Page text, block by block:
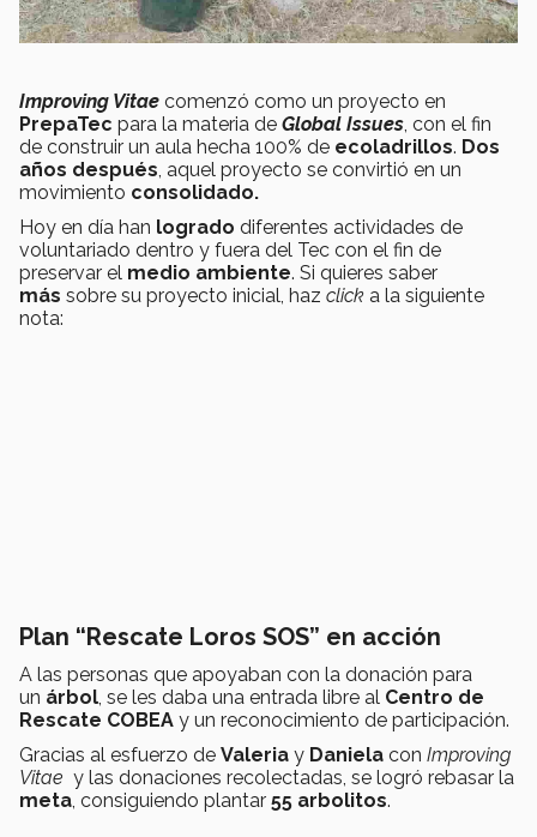
Improving Vitae comenzó como un proyecto en
PrepaTec para la materia de Global Issues, con el fin
de construir un aula hecha 100% de ecoladrillos. Dos
años después, aquel proyecto se convirtió en un
movimiento consolidado.
Hoy en día han logrado diferentes actividades de
voluntariado dentro y fuera del Tec con el fin de
preservar el medio ambiente. Si quieres saber
más sobre su proyecto inicial, haz click a la siguiente
nota:
Plan “Rescate Loros SOS” en acción
A las personas que apoyaban con la donación para
un árbol, se les daba una entrada libre al Centro de
Rescate COBEA y un reconocimiento de participación.
Gracias al esfuerzo de Valeria y Daniela con Improving
Vitae y las donaciones recolectadas, se logró rebasar la
meta, consiguiendo plantar 55 arbolitos.